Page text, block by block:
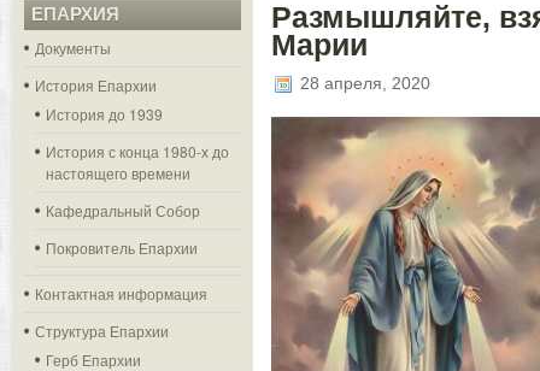
ЕПАРХИЯ
Документы
История Епархии
История до 1939
История с конца 1980-х до
настоящего времени
Кафедральный Собор
Покровитель Епархии
Контактная информация
Структура Епархии
Герб Епархии
Размышляйте,
Марии
28 апреля, 2020